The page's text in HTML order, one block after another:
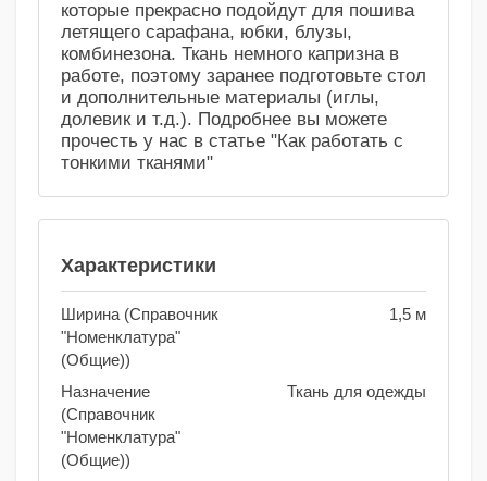
которые прекрасно подойдут для пошива
летящего сарафана, юбки, блузы,
комбинезона. Ткань немного капризна в
работе, поэтому заранее подготовьте стол
и дополнительные материалы (иглы,
долевик и т.д.). Подробнее вы можете
прочесть у нас в статье "Как работать с
тонкими тканями"
Характеристики
Ширина (Справочник
"Номенклатура"
(Общие))
1,5 м
Назначение
(Справочник
"Номенклатура"
(Общие))
Ткань для одежды